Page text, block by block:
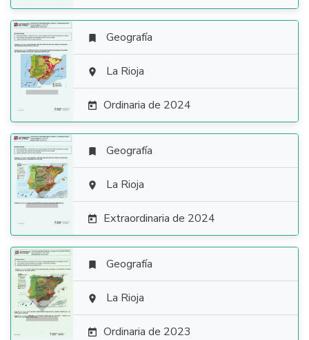

 Geografía
 La Rioja
 Ordinaria de 2024

 Geografía
 La Rioja
 Extraordinaria de 2024

 Geografía
 La Rioja
 Ordinaria de 2023